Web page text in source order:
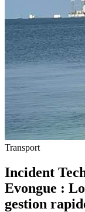
Transport
Incident
Evongue :
gestion